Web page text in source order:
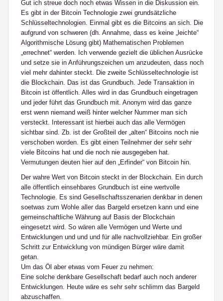
Gut ich streue doch noch etwas Wissen in die Diskussion ein.
Es gibt in der Bitcoin Technologie zwei grundsätzliche
Schlüsseltechnologien. Einmal gibt es die Bitcoins an sich. Die
aufgrund von schweren (dh. Annahme, dass es keine „leichte“
Algorithmische Lösung gibt) Mathematischen Problemen
„errechnet“ werden. Ich verwende gezielt die üblichen Ausrücke
und setze sie in Anführungszeichen um anzudeuten, dass noch
viel mehr dahinter steckt. Die zweite Schlüsseltechnologie ist
die Blockchain. Das ist das Grundbuch. Jede Transaktion in
Bitcoin ist öffentlich. Alles wird in das Grundbuch eingetragen
und jeder führt das Grundbuch mit. Anonym wird das ganze
erst wenn niemand weiß hinter welcher Nummer man sich
versteckt. Interessant ist hierbei auch das alle Vermögen
sichtbar sind. Zb. ist der Großteil der „alten“ Bitcoins noch nie
verschoben worden. Es gibt einen Teilnehmer der sehr sehr
viele Bitcoins hat und die noch nie ausgegeben hat.
Vermutungen deuten hier auf den „Erfinder“ von Bitcoin hin.
Der wahre Wert von Bitcoin steckt in der Blockchain. Ein durch
alle öffentlich einsehbares Grundbuch ist eine wertvolle
Technologie. Es sind Gesellschaftsszenarien denkbar in denen
soetwas zum Wohle aller das Bargeld ersetzen kann und eine
gemeinschaftliche Währung auf Basis der Blockchain
eingesetzt wird. So wären alle Vermögen und Werte und
Entwicklungen und und und für alle nachvollziehbar. Ein großer
Schritt zur Entwicklung von mündigen Bürger wäre damit
getan.
Um das Öl aber etwas vom Feuer zu nehmen:
Eine solche denkbare Gesellschaft bedarf auch noch anderer
Entwicklungen. Heute wäre es sehr sehr schlimm das Bargeld
abzuschaffen.